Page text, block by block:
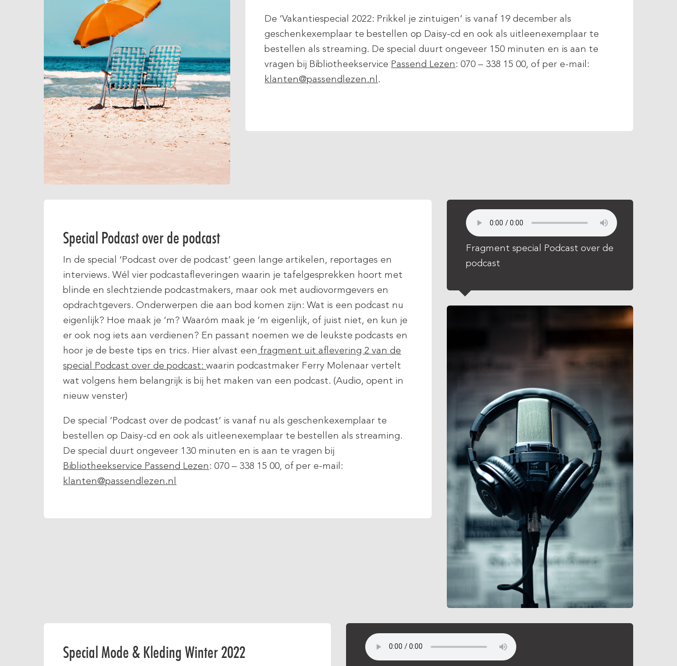
De ‘Vakantiespecial 2022: Prikkel je zintuigen’ is vanaf 19 december als
geschenkexemplaar te bestellen op Daisy-cd en ook als uitleenexemplaar te
bestellen als streaming. De special duurt ongeveer 150 minuten en is aan te
vragen bij Bibliotheekservice Passend Lezen : 070 – 338 15 00, of per e-mail:
klanten@passendlezen.nl .
Special Podcast over de podcast
In de special ‘Podcast over de podcast’ geen lange artikelen, reportages en
interviews. Wél vier podcastafleveringen waarin je tafelgesprekken hoort met
blinde en slechtziende podcastmakers, maar ook met audiovormgevers en
opdrachtgevers. Onderwerpen die aan bod komen zijn: Wat is een podcast nu
eigenlijk? Hoe maak je ‘m? Waaróm maak je ‘m eigenlijk, of juist niet, en kun je
er ook nog iets aan verdienen? En passant noemen we de leukste podcasts en
hoor je de beste tips en trics. Hier alvast een fragment uit aflevering 2 van de
special Podcast over de podcast:waarin podcastmaker Ferry Molenaar vertelt
wat volgens hem belangrijk is bij het maken van een podcast. (Audio, opent in
nieuw venster)
De special ‘Podcast over de podcast’ is vanaf nu als geschenkexemplaar te
bestellen op Daisy-cd en ook als uitleenexemplaar te bestellen als streaming.
De special duurt ongeveer 130 minuten en is aan te vragen bij
Bibliotheekservice Passend Lezen : 070 – 338 15 00, of per e-mail:
klanten@passendlezen.nl
Fragment special Podcast over de
podcast
Special Mode & Kleding Winter 2022